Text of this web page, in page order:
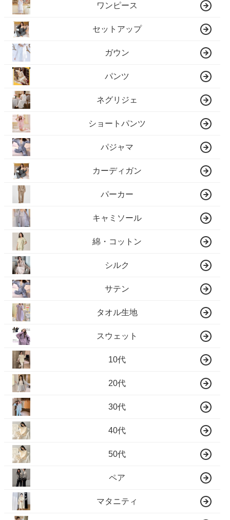
ワンピース
セットアップ
ガウン
パンツ
ネグリジェ
ショートパンツ
パジャマ
カーディガン
パーカー
キャミソール
綿・コットン
シルク
サテン
タオル生地
スウェット
10代
20代
30代
40代
50代
ペア
マタニティ